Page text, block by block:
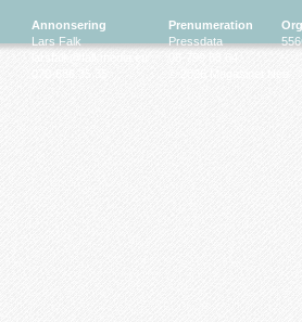
Annonsering
Lars Falk
Prenumeration
Pressdata